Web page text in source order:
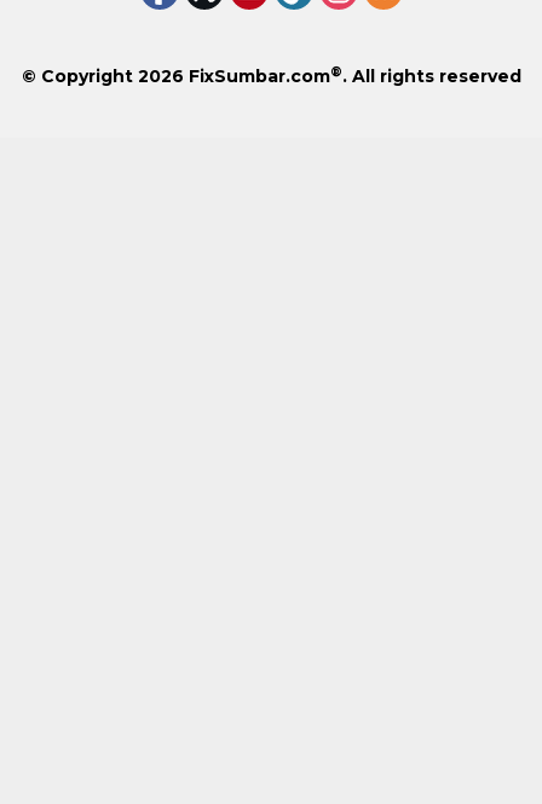
© Copyright 2026 FixSumbar.com®. All rights reserved